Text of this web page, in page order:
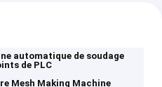
automatique de soudage
de PLC
Mesh Making Machine